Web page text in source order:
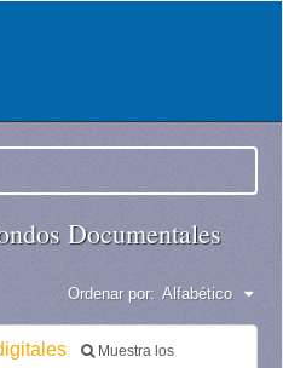
Documentales
Ordenar por: Alfabético
Muestra los